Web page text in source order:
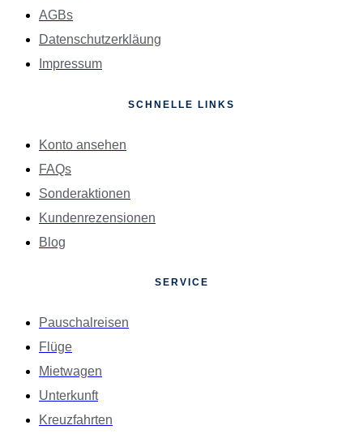
AGBs
Datenschutzerkläung
Impressum
SCHNELLE LINKS
Konto ansehen
FAQs
Sonderaktionen
Kundenrezensionen
Blog
SERVICE
Pauschalreisen
Flüge
Mietwagen
Unterkunft
Kreuzfahrten